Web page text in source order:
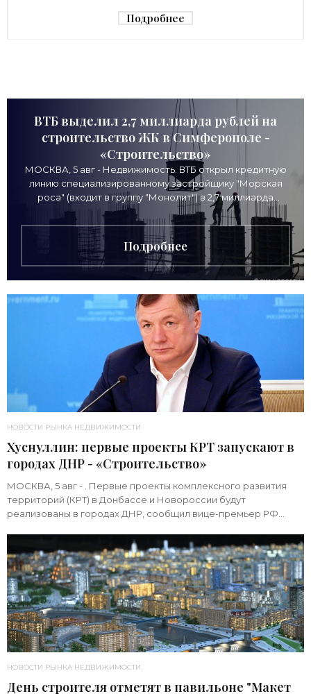
Подробнее
ВТБ выделил 2,7 миллиарда рублей на
строительство ЖК в Симферополе -
«Строительство»
МОСКВА, 5 авг - Недвижимость. ВТБ открыл кредитную
линию специализированному застройщику "Морская
роса" (входит в группу "Монолит") в 2,7 миллиарда
рублей для
Подробнее
НОВОСТИ РЫНКА НЕДВИЖИМОСТИ
Хуснуллин: первые проекты КРТ запускают в
городах ДНР - «Строительство»
МОСКВА, 5 авг - . Первые проекты комплексного развития
территорий (КРТ) в Донбассе и Новороссии будут
реализованы в городах ДНР, сообщил вице-премьер РФ
НОВОСТИ РЫНКА НЕДВИЖИМОСТИ
День строителя отметят в павильоне "Макет